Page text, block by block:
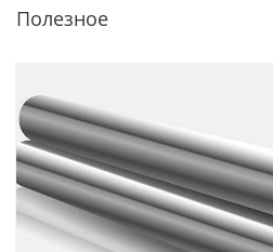
Полезное